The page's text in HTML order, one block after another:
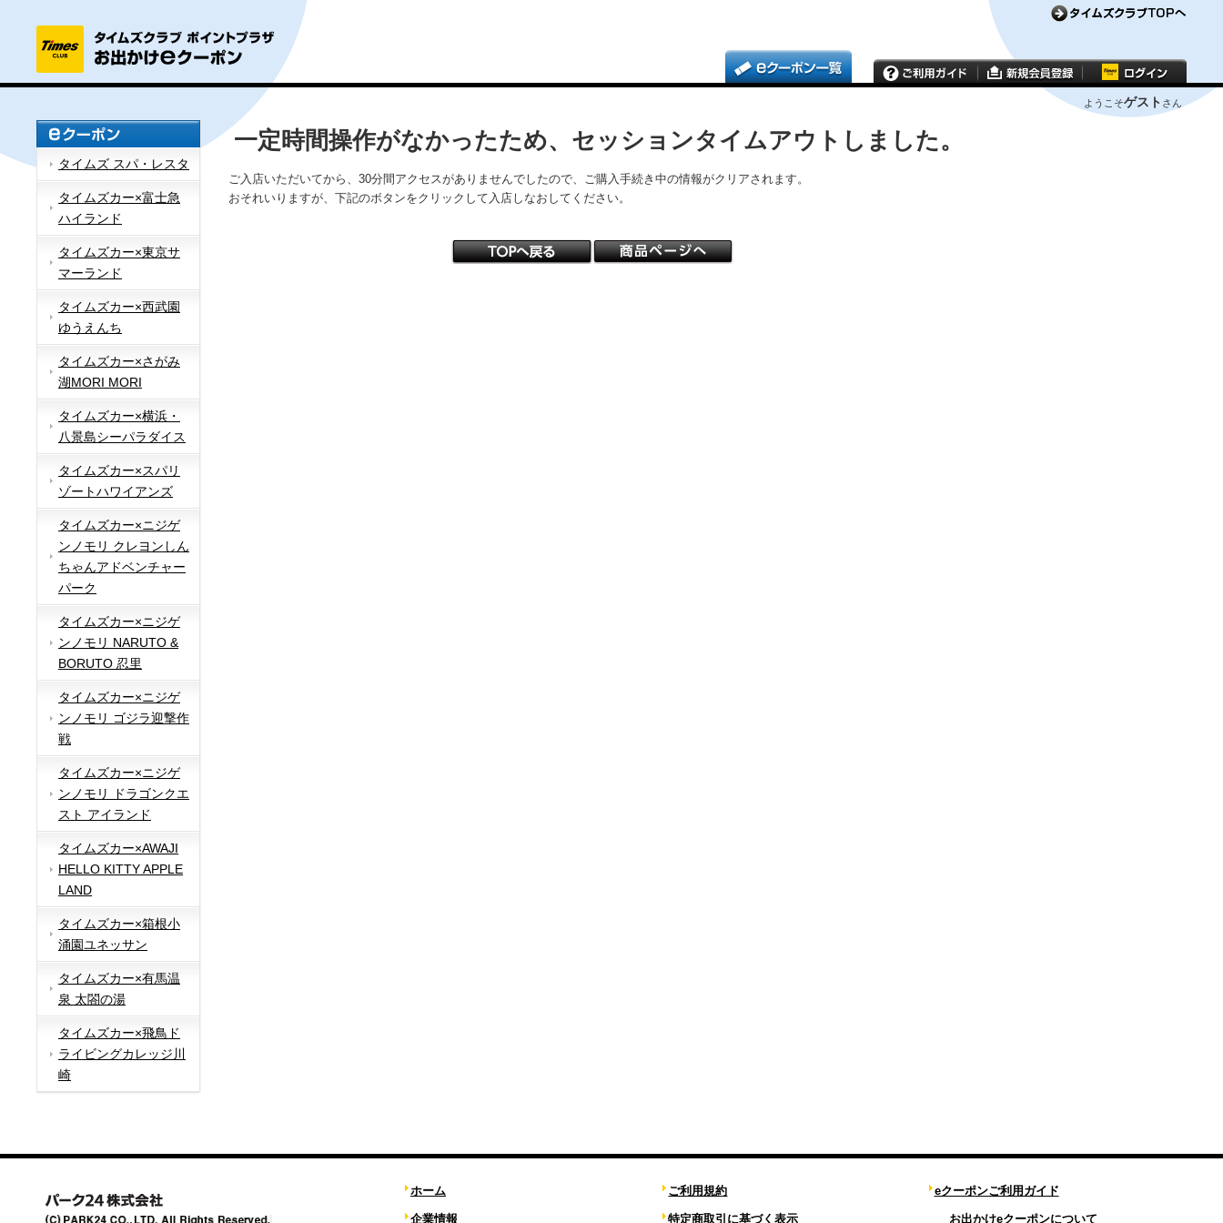
ようこそゲスト さん
タイムズ スパ・レスタ
タイムズカー×富士急
ハイランド
タイムズカー×東京サ
マーランド
タイムズカー×西武園
ゆうえんち
タイムズカー×さがみ
湖MORI MORI
タイムズカー×横浜・
八景島シーパラダイス
タイムズカー×スパリ
ゾートハワイアンズ
タイムズカー×ニジゲ
ンノモリ クレヨンしん
ちゃんアドベンチャー
パーク
タイムズカー×ニジゲ
ンノモリ NARUTO &
BORUTO 忍里
タイムズカー×ニジゲ
ンノモリ ゴジラ迎撃作
戦
タイムズカー×ニジゲ
ンノモリ ドラゴンクエ
スト アイランド
タイムズカー×AWAJI
HELLO KITTY APPLE
LAND
タイムズカー×箱根小
涌園ユネッサン
タイムズカー×有馬温
泉 太閤の湯
タイムズカー×飛鳥ド
ライビングカレッジ川
崎
一定時間操作がなかったため、セッションタイムアウトしました。
ご入店いただいてから、30分間アクセスがありませんでしたので、ご購入手続き中の情報がクリアされます。
おそれいりますが、下記のボタンをクリックして入店しなおしてください。
ホーム
企業情報
ご利用規約
特定商取引に基づく表示
eクーポンご利用ガイド
お出かけeクーポンについて